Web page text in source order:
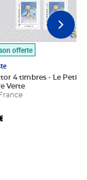
panier
offerte
4 timbres - Le Petit
Verte